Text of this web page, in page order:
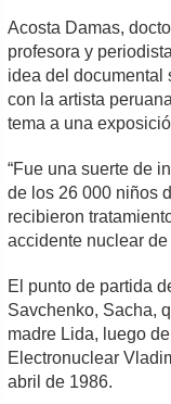
Acosta Damas,
profesora y
idea del documental
con la artista
tema a una
“Fue una suerte de
de los 26 000 niños
recibieron
accidente nuclear
El punto de partida
Savchenko, Sacha,
madre Lida, luego
Electronuclear
abril de 1986.